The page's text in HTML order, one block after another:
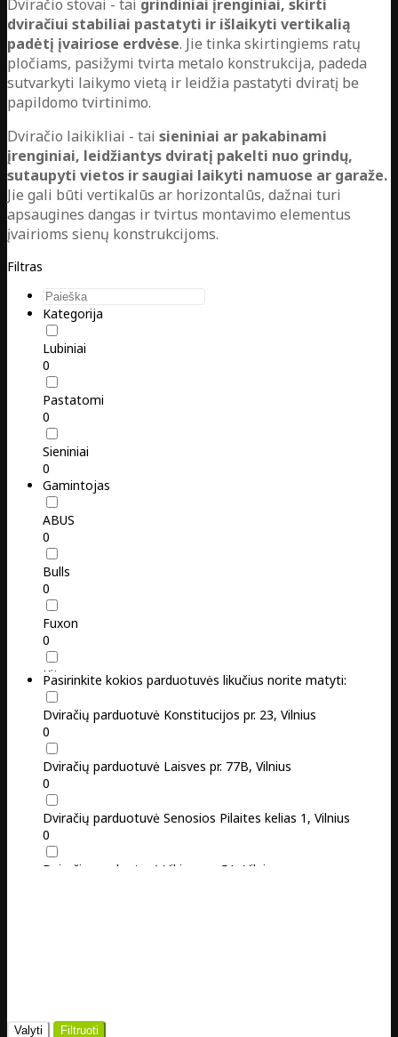
Dviračio stovai - tai grindiniai įrenginiai, skirti
dviračiui stabiliai pastatyti ir išlaikyti vertikalią
padėtį įvairiose erdvėse. Jie tinka skirtingiems ratų
pločiams, pasižymi tvirta metalo konstrukcija, padeda
sutvarkyti laikymo vietą ir leidžia pastatyti dviratį be
papildomo tvirtinimo.
Dviračio laikikliai - tai sieniniai ar pakabinami
įrenginiai, leidžiantys dviratį pakelti nuo grindų,
sutaupyti vietos ir saugiai laikyti namuose ar garaže.
Jie gali būti vertikalūs ar horizontalūs, dažnai turi
apsaugines dangas ir tvirtus montavimo elementus
įvairioms sienų konstrukcijoms.
Filtras
Kategorija
Lubiniai
0
Pastatomi
0
Sieniniai
0
Gamintojas
ABUS
0
Bulls
0
Fuxon
0
Kita
0
OXC
0
Scott
0
Pasirinkite kokios parduotuvės likučius norite matyti:
Dviračių parduotuvė Konstitucijos pr. 23, Vilnius
0
Dviračių parduotuvė Laisves pr. 77B, Vilnius
0
Dviračių parduotuvė Senosios Pilaites kelias 1, Vilnius
0
Dviračių parduotuvė Vikingų g. 5A, Vilnius
Valyti Filtruoti